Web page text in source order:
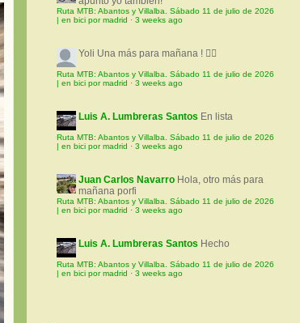
Ruta MTB: Abantos y Villalba. Sábado 11 de julio de 2026
| en bici por madrid · 3 weeks ago
Yoli Una más para mañana ! 🚵‍♀️
Ruta MTB: Abantos y Villalba. Sábado 11 de julio de 2026
| en bici por madrid · 3 weeks ago
Luis A. Lumbreras Santos En lista
Ruta MTB: Abantos y Villalba. Sábado 11 de julio de 2026
| en bici por madrid · 3 weeks ago
Juan Carlos Navarro Hola, otro más para
mañana porfi
Ruta MTB: Abantos y Villalba. Sábado 11 de julio de 2026
| en bici por madrid · 3 weeks ago
Luis A. Lumbreras Santos Hecho
Ruta MTB: Abantos y Villalba. Sábado 11 de julio de 2026
| en bici por madrid · 3 weeks ago